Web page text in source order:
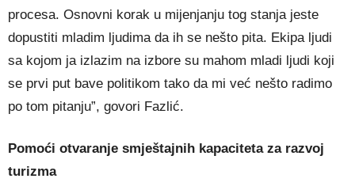
procesa. Osnovni korak u mijenjanju tog stanja jeste
dopustiti mladim ljudima da ih se nešto pita. Ekipa ljudi
sa kojom ja izlazim na izbore su mahom mladi ljudi koji
se prvi put bave politikom tako da mi već nešto radimo
po tom pitanju”, govori Fazlić.
Pomoći otvaranje smještajnih kapaciteta za razvoj
turizma